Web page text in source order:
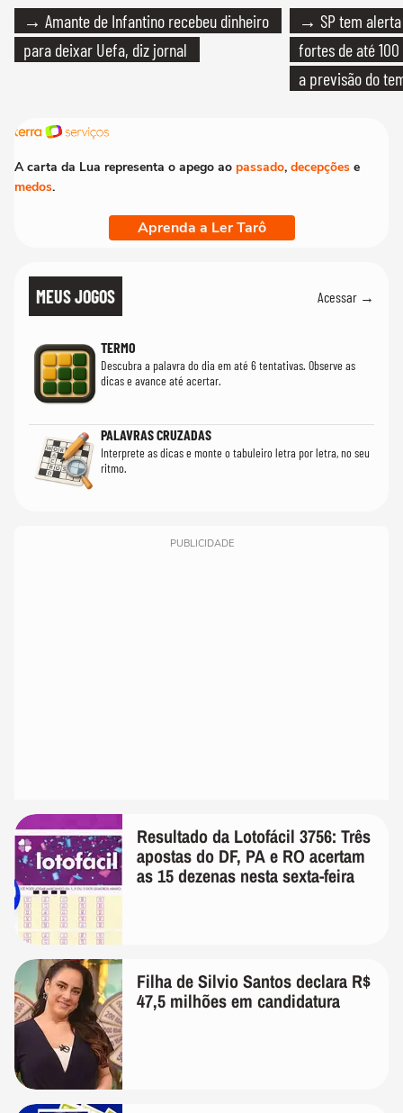
→ Amante de Infantino recebeu dinheiro
para deixar Uefa, diz jornal
→ SP tem
fortes de até
a previsão do
A carta da Lua representa o apego ao passado, decepções e
medos.
Aprenda a Ler Tarô
MEUS JOGOS Acessar →
TERMO
Descubra a palavra do dia em até 6 tentativas. Observe as
dicas e avance até acertar.
PALAVRAS CRUZADAS
Interprete as dicas e monte o tabuleiro letra por letra, no seu
ritmo.
PUBLICIDADE
Resultado da Lotofácil 3756: Três
apostas do DF, PA e RO acertam
as 15 dezenas nesta sexta-feira
Filha de Silvio Santos declara R$
47,5 milhões em candidatura